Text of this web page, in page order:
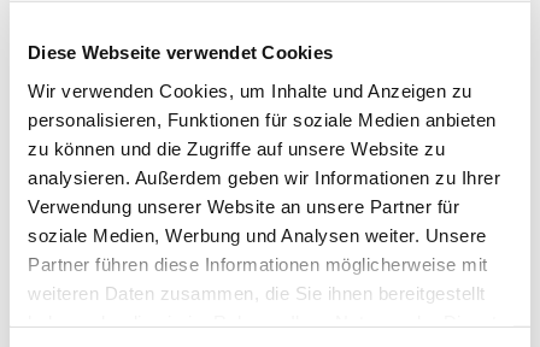
Diese Webseite verwendet Cookies
Wir verwenden Cookies, um Inhalte und Anzeigen zu
personalisieren, Funktionen für soziale Medien anbieten
zu können und die Zugriffe auf unsere Website zu
analysieren. Außerdem geben wir Informationen zu Ihrer
Verwendung unserer Website an unsere Partner für
soziale Medien, Werbung und Analysen weiter. Unsere
Partner führen diese Informationen möglicherweise mit
weiteren Daten zusammen, die Sie ihnen bereitgestellt